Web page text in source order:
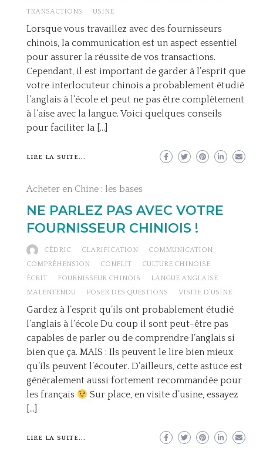
TRANSACTIONS
USINE
Lorsque vous travaillez avec des fournisseurs
chinois, la communication est un aspect essentiel
pour assurer la réussite de vos transactions.
Cependant, il est important de garder à l’esprit que
votre interlocuteur chinois a probablement étudié
l’anglais à l’école et peut ne pas être complètement
à l’aise avec la langue. Voici quelques conseils
pour faciliter la […]
LIRE LA SUITE...
Acheter en Chine : les bases
NE PARLEZ PAS AVEC VOTRE
FOURNISSEUR CHINIOIS !
CÉDRIC CLARIFICATION
COMMUNICATION
COMPRÉHENSION
CONFLIT
CULTURE CHINOISE
ÉCRIT
FOURNISSEUR CHINOIS
LANGUE ANGLAISE
MALENTENDU
POSER DES QUESTIONS VISITE D'USINE
Gardez à l’esprit qu’ils ont probablement étudié
l’anglais à l’école Du coup il sont peut-être pas
capables de parler ou de comprendre l’anglais si
bien que ça. MAIS : Ils peuvent le lire bien mieux
qu’ils peuvent l’écouter. D’ailleurs, cette astuce est
généralement aussi fortement recommandée pour
les français
Sur place, en visite d’usine, essayez
[…]
LIRE LA SUITE...